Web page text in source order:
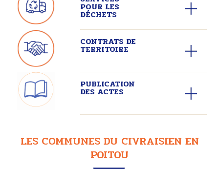
POUR LES
DÉCHETS
CONTRATS DE
TERRITOIRE
PUBLICATION
DES ACTES
LES COMMUNES DU CIVRAISIEN EN
POITOU